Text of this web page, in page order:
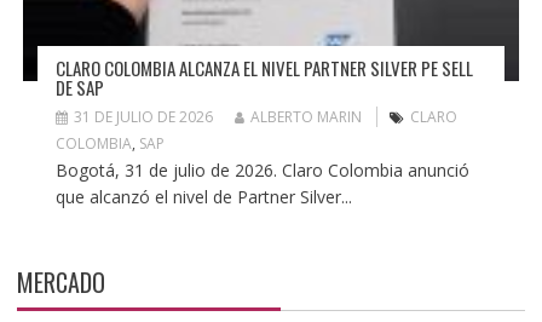
CLARO COLOMBIA ALCANZA EL NIVEL PARTNER SILVER PE SELL
DE SAP
31 DE JULIO DE 2026 ALBERTO MARIN
CLARO
COLOMBIA, SAP
Bogotá, 31 de julio de 2026. Claro Colombia anunció
que alcanzó el nivel de Partner Silver...
MERCADO